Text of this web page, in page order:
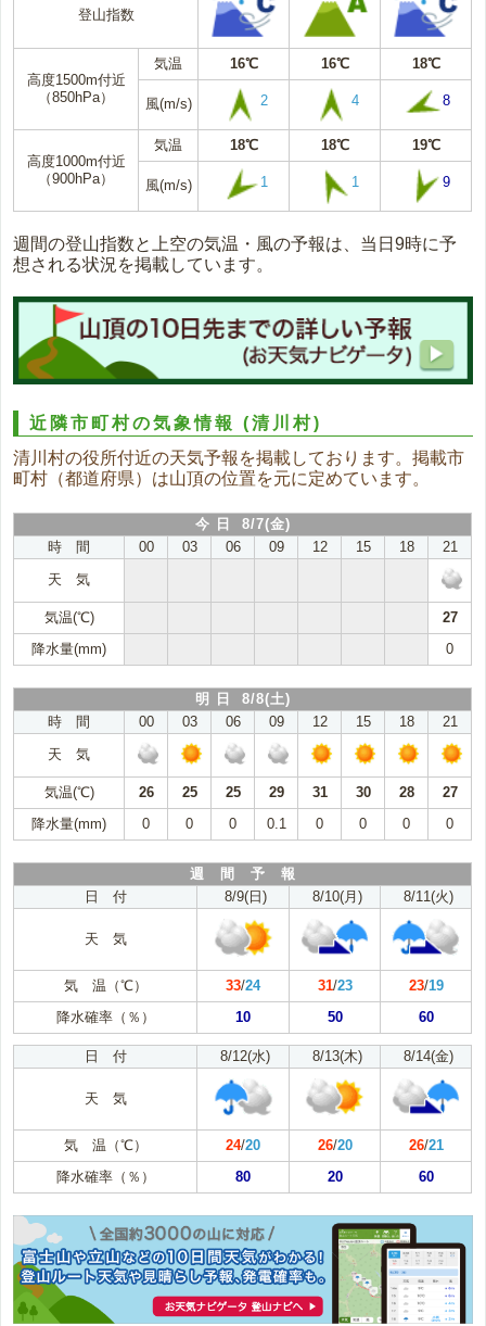
登山指数
高度1500m付近
（850hPa）
気温 16℃ 16℃ 18℃
風(m/s) 2 4 8
高度1000m付近
（900hPa）
気温 18℃ 18℃ 19℃
風(m/s) 1 1 9
週間の登山指数と上空の気温・風の予報は、当日9時に予
想される状況を掲載しています。
近隣市町村の気象情報(清川村)
清川村の役所付近の天気予報を掲載しております。掲載市
町村（都道府県）は山頂の位置を元に定めています。
今 日 8/7(金)
時 間
00 03 06 09 12 15 18
21
天 気
気温(℃)
27
降水量(mm)
0
明 日 8/8(土)
時 間
00 03 06 09 12 15 18
21
天 気
気温(℃) 26 25 25 29 31 30 28
27
降水量(mm)
0 0 0 0.1 0 0 0 0
週 間 予 報
日 付
8/9(日) 8/10(月) 8/11(火)
天 気
気 温（℃） 33/24 31/23 23/19
降水確率（％）
10 50 60
日 付 8/12(水) 8/13(木) 8/14(金)
天 気
気 温（℃） 24/20 26/20 26/21
降水確率（％）
80 20 60